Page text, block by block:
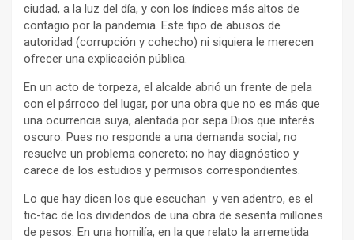
ciudad, a la luz del día, y con los índices más altos de
contagio por la pandemia. Este tipo de abusos de
autoridad (corrupción y cohecho) ni siquiera le merecen
ofrecer una explicación pública.
En un acto de torpeza, el alcalde abrió un frente de pela
con el párroco del lugar, por una obra que no es más que
una ocurrencia suya, alentada por sepa Dios que interés
oscuro. Pues no responde a una demanda social; no
resuelve un problema concreto; no hay diagnóstico y
carece de los estudios y permisos correspondientes.
Lo que hay dicen los que escuchan y ven adentro, es el
tic-tac de los dividendos de una obra de sesenta millones
de pesos. En una homilía, en la que relato la arremetida